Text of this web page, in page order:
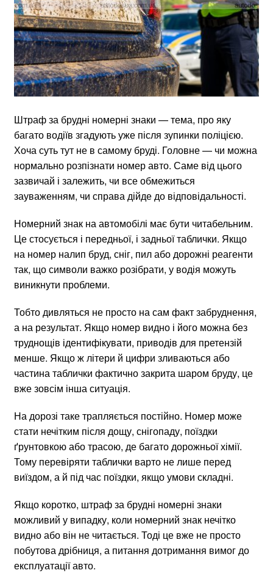
Штраф за брудні номерні знаки — тема, про яку
багато водіїв згадують уже після зупинки поліцією.
Хоча суть тут не в самому бруді. Головне — чи можна
нормально розпізнати номер авто. Саме від цього
зазвичай і залежить, чи все обмежиться
зауваженням, чи справа дійде до відповідальності.
Номерний знак на автомобілі має бути читабельним.
Це стосується і передньої, і задньої таблички. Якщо
на номер налип бруд, сніг, пил або дорожні реагенти
так, що символи важко розібрати, у водія можуть
виникнути проблеми.
Тобто дивляться не просто на сам факт забруднення,
а на результат. Якщо номер видно і його можна без
труднощів ідентифікувати, приводів для претензій
менше. Якщо ж літери й цифри зливаються або
частина таблички фактично закрита шаром бруду, це
вже зовсім інша ситуація.
На дорозі таке трапляється постійно. Номер може
стати нечітким після дощу, снігопаду, поїздки
ґрунтовкою або трасою, де багато дорожньої хімії.
Тому перевіряти таблички варто не лише перед
виїздом, а й під час поїздки, якщо умови складні.
Якщо коротко, штраф за брудні номерні знаки
можливий у випадку, коли номерний знак нечітко
видно або він не читається. Тоді це вже не просто
побутова дрібниця, а питання дотримання вимог до
експлуатації авто.